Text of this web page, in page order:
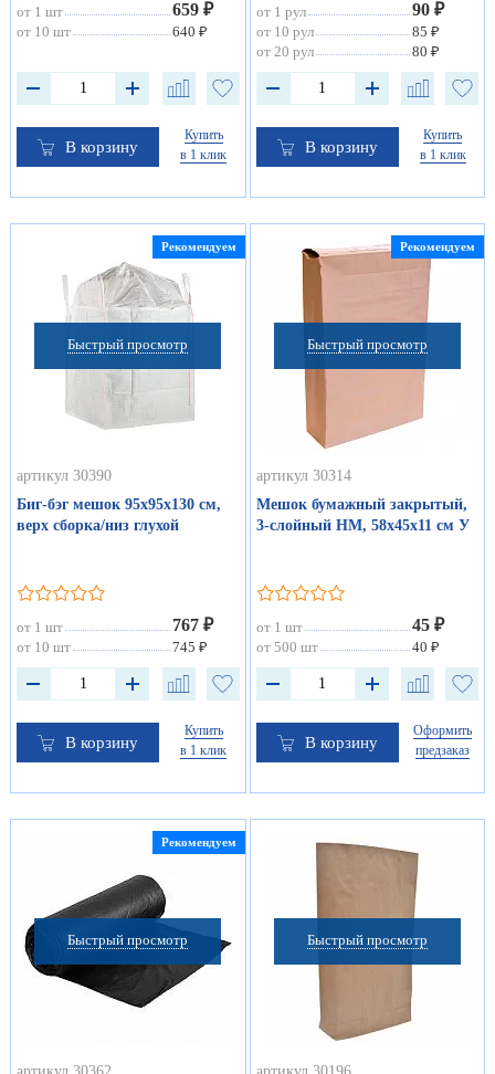
от 1 шт 659 ₽
от 10 шт 640 ₽
В корзину
Купить
в 1 клик
от 1 рул 90 ₽
от 10 рул
85 ₽
от 20 рул
80 ₽
В корзину
Купить
в 1 клик
Быстрый просмотр
Рекомендуем
артикул 30390
Биг-бэг мешок 95х95х130 см,
верх сборка/низ глухой
от 1 шт 767 ₽
от 10 шт 745 ₽
В корзину
Купить
в 1 клик
Быстрый просмотр
Рекомендуем
артикул 30314
Мешок бумажный закрытый,
3-слойный НМ, 58х45х11 см У
от 1 шт 45 ₽
от 500 шт 40 ₽
В корзину
Оформить
предзаказ
Быстрый просмотр
Рекомендуем
Быстрый просмотр